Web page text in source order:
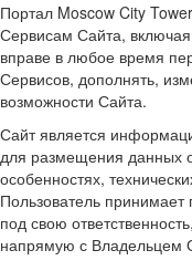
Портал Moscow City
Сервисам Сайта,
вправе в любое время
Сервисов, дополнять,
возможности Сайта.
Сайт является
для размещения данных
особенностях,
Пользователь
под свою
напрямую с Владельцем